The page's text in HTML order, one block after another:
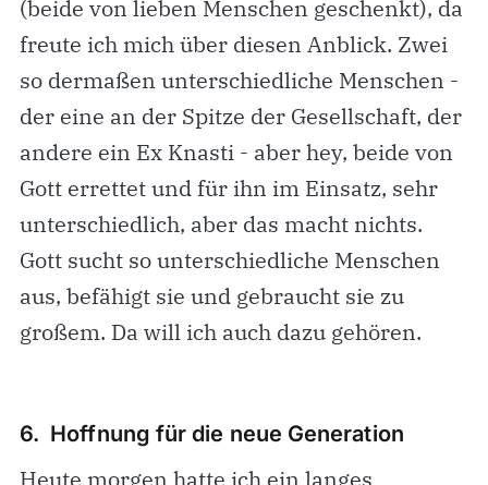
(beide von lieben Menschen geschenkt), da
freute ich mich über diesen Anblick. Zwei
so dermaßen unterschiedliche Menschen -
der eine an der Spitze der Gesellschaft, der
andere ein Ex Knasti - aber hey, beide von
Gott errettet und für ihn im Einsatz, sehr
unterschiedlich, aber das macht nichts.
Gott sucht so unterschiedliche Menschen
aus, befähigt sie und gebraucht sie zu
großem. Da will ich auch dazu gehören.
6. Hoffnung für die neue Generation
Heute morgen hatte ich ein langes